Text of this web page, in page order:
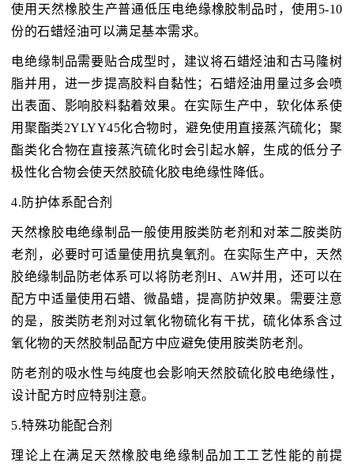
使用天然橡胶生产普通低压电绝缘橡胶制品时，使用5-10
份的石蜡烃油可以满足基本需求。
电绝缘制品需要贴合成型时，建议将石蜡烃油和古马隆树
脂并用，进一步提高胶料自黏性；石蜡烃油用量过多会喷
出表面、影响胶料黏着效果。在实际生产中，软化体系使
用聚酯类2YLYY45化合物时，避免使用直接蒸汽硫化；聚
酯类化合物在直接蒸汽硫化时会引起水解，生成的低分子
极性化合物会使天然胶硫化胶电绝缘性降低。
4.防护体系配合剂
天然橡胶电绝缘制品一般使用胺类防老剂和对苯二胺类防
老剂，必要时可适量使用抗臭氧剂。在实际生产中，天然
胶绝缘制品防老体系可以将防老剂H、AW并用，还可以在
配方中适量使用石蜡、微晶蜡，提高防护效果。需要注意
的是，胺类防老剂对过氧化物硫化有干扰，硫化体系含过
氧化物的天然胶制品配方中应避免使用胺类防老剂。
防老剂的吸水性与纯度也会影响天然胶硫化胶电绝缘性，
设计配方时应特别注意。
5.特殊功能配合剂
理论上在满足天然橡胶电绝缘制品加工工艺性能的前提